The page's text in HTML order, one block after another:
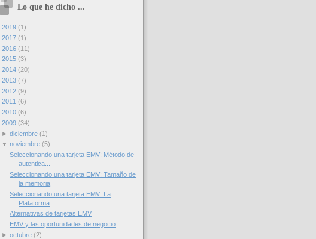
Lo que he dicho ...
2019 (1)
2017 (1)
2016 (11)
2015 (3)
2014 (20)
2013 (7)
2012 (9)
2011 (6)
2010 (6)
2009 (34)
► diciembre (1)
▼ noviembre (5)
Seleccionando una tarjeta EMV: Método de
autentica...
Seleccionando una tarjeta EMV: Tamaño de
la memoria
Seleccionando una tarjeta EMV: La
Plataforma
Alternativas de tarjetas EMV
EMV y las oportunidades de negocio
► octubre (2)